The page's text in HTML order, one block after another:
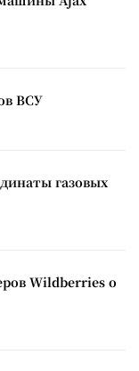
ВСУ
газовых
Wildberries о